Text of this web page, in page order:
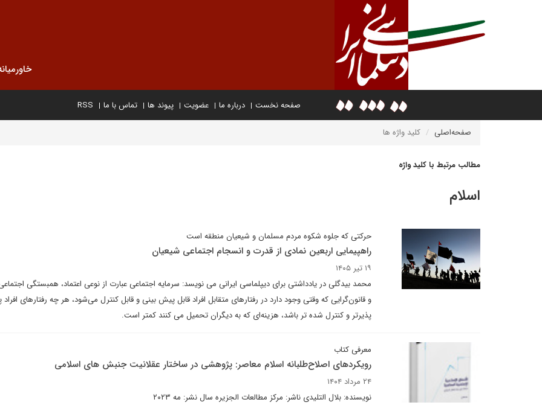
صفحه نخست درباره ما عضویت پیوند ها تماس با ما RSS
صفحه‌اصلی کلید واژه ها
مطالب مرتبط با کلید واژه
اسلام
حرکتی که جلوه شکوه مردم مسلمان و شیعیان منطقه است
راهپیمایی اربعین نمادی از قدرت و انسجام اجتماعی شیعیان
۱۹ تیر ۱۴۰۵
محمد بیدگلی در یادداشتی برای دیپلماسی ایرانی می نویسد: سرمایه اجتماعی عبارت از نوعی اعتماد، همبستگی
و قانون‌گرایی که وقتی وجود دارد در رفتارهای متقابل افراد قابل پیش بینی و قابل کنترل می‌شود، هر چه رفتارهای
پذیرتر و کنترل شده تر باشد، هزینه‌ای که به دیگران تحمیل می کنند کمتر است.
معرفی کتاب
رویکردهای اصلاح‌طلبانه اسلام معاصر: پژوهشی در ساختار عقلانیت جنبش های اسلامی
۲۴ مرداد ۱۴۰۴
نویسنده: بلال التلیدی ناشر: مرکز مطالعات الجزیره سال نشر: مه ۲۰۲۳